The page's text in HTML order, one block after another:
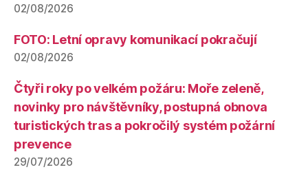
02/08/2026
FOTO: Letní opravy komunikací pokračují
02/08/2026
Čtyři roky po velkém požáru: Moře zeleně,
novinky pro návštěvníky, postupná obnova
turistických tras a pokročilý systém požární
prevence
29/07/2026